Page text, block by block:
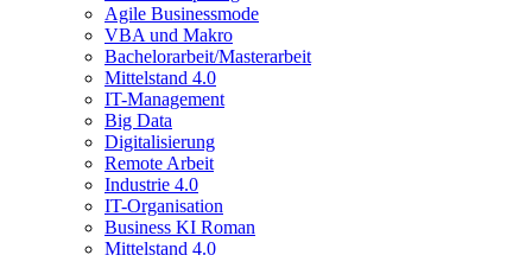
Agile Businessmode
VBA und Makro
Bachelorarbeit/Masterarbeit
Mittelstand 4.0
IT-Management
Big Data
Digitalisierung
Remote Arbeit
Industrie 4.0
IT-Organisation
Business KI Roman
Mittelstand 4.0